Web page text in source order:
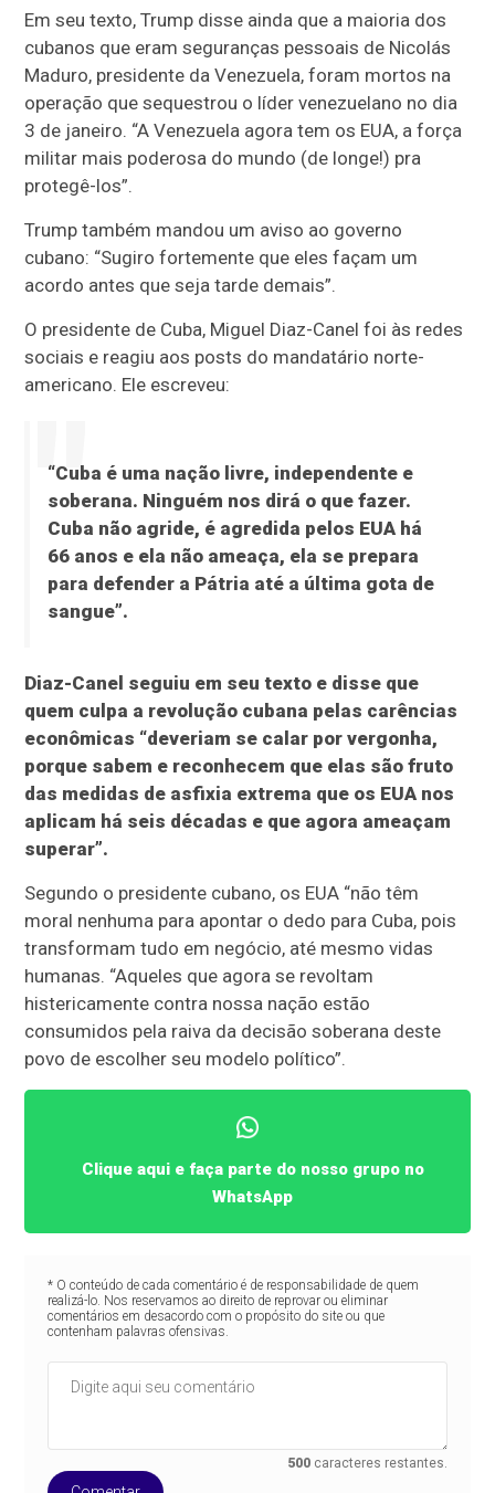
Em seu texto, Trump disse ainda que a maioria dos
cubanos que eram seguranças pessoais de Nicolás
Maduro, presidente da Venezuela, foram mortos na
operação que sequestrou o líder venezuelano no dia
3 de janeiro. “A Venezuela agora tem os EUA, a força
militar mais poderosa do mundo (de longe!) pra
protegê-los”.
Trump também mandou um aviso ao governo
cubano: “Sugiro fortemente que eles façam um
acordo antes que seja tarde demais”.
O presidente de Cuba, Miguel Diaz-Canel foi às redes
sociais e reagiu aos posts do mandatário norte-
americano. Ele escreveu:
“Cuba é uma nação livre, independente e
soberana. Ninguém nos dirá o que fazer.
Cuba não agride, é agredida pelos EUA há
66 anos e ela não ameaça, ela se prepara
para defender a Pátria até a última gota de
sangue”.
Diaz-Canel seguiu em seu texto e disse que
quem culpa a revolução cubana pelas carências
econômicas “deveriam se calar por vergonha,
porque sabem e reconhecem que elas são fruto
das medidas de asfixia extrema que os EUA nos
aplicam há seis décadas e que agora ameaçam
superar”.
Segundo o presidente cubano, os EUA “não têm
moral nenhuma para apontar o dedo para Cuba, pois
transformam tudo em negócio, até mesmo vidas
humanas. “Aqueles que agora se revoltam
histericamente contra nossa nação estão
consumidos pela raiva da decisão soberana deste
povo de escolher seu modelo político”.
Clique aqui e faça parte do nosso grupo no
WhatsApp
* O conteúdo de cada comentário é de responsabilidade de quem
realizá-lo. Nos reservamos ao direito de reprovar ou eliminar
comentários em desacordo com o propósito do site ou que
contenham palavras ofensivas.
500 caracteres restantes.